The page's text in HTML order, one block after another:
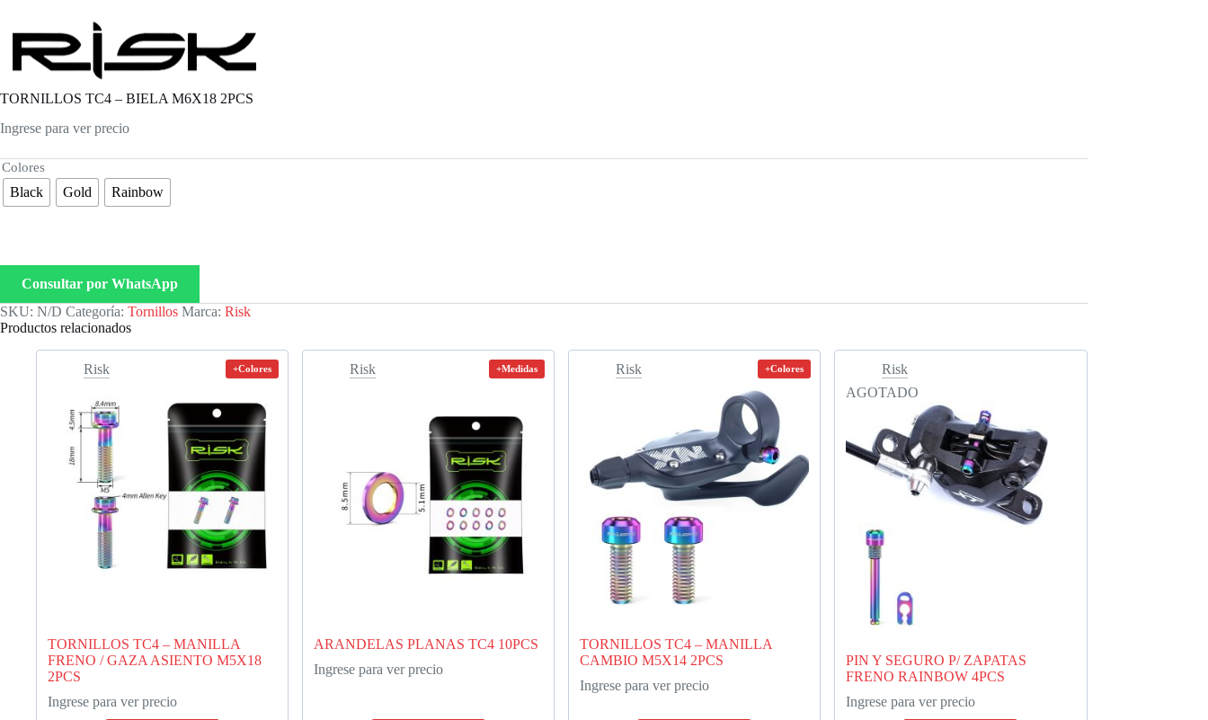
TORNILLOS TC4 – BIELA M6X18 2PCS
Ingrese para ver precio
Colores
Black Gold Rainbow
Consultar por WhatsApp
SKU: N/D Categoría: Tornillos Marca: Risk
Productos relacionados
Risk +Colores
TORNILLOS TC4 – MANILLA
FRENO / GAZA ASIENTO M5X18
2PCS
Ingrese para ver precio
Risk +Medidas
ARANDELAS PLANAS TC4 10PCS
Ingrese para ver precio
Risk +Colores
TORNILLOS TC4 – MANILLA
CAMBIO M5X14 2PCS
Ingrese para ver precio
Risk
AGOTADO
PIN Y SEGURO P/ ZAPATAS
FRENO RAINBOW 4PCS
Ingrese para ver precio